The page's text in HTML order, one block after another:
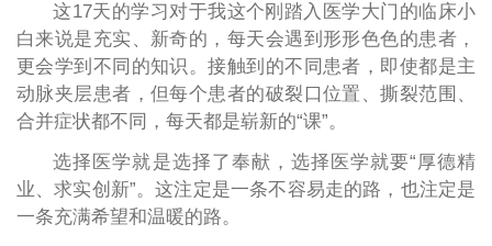
这17天的学习对于我这个刚踏入医学大门的临床小
白来说是充实、新奇的，每天会遇到形形色色的患者，
更会学到不同的知识。接触到的不同患者，即使都是主
动脉夹层患者，但每个患者的破裂口位置、撕裂范围、
合并症状都不同，每天都是崭新的“课”。
选择医学就是选择了奉献，选择医学就要“厚德精
业、求实创新”。这注定是一条不容易走的路，也注定是
一条充满希望和温暖的路。